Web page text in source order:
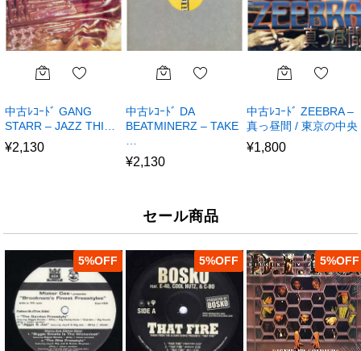
中古ﾚｺｰﾄﾞ GANG
STARR – JAZZ THI…
¥2,130
中古ﾚｺｰﾄﾞ DA
BEATMINERZ – TAKE
¥2,130
中古ﾚｺｰﾄﾞ ZEEBRA –
真っ昼間 / 東京の中央
¥1,800
セール商品
5% 5% 5%